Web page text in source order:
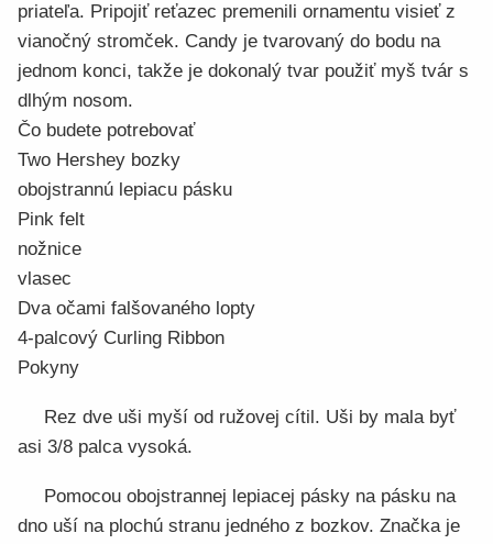
priateľa. Pripojiť reťazec premenili ornamentu visieť z
vianočný stromček. Candy je tvarovaný do bodu na
jednom konci, takže je dokonalý tvar použiť myš tvár s
dlhým nosom.
Čo budete potrebovať
Two Hershey bozky
obojstrannú lepiacu pásku
Pink felt
nožnice
vlasec
Dva očami falšovaného lopty
4-palcový Curling Ribbon
Pokyny
Rez dve uši myší od ružovej cítil. Uši by mala byť
asi 3/8 palca vysoká.
Pomocou obojstrannej lepiacej pásky na pásku na
dno uší na plochú stranu jedného z bozkov. Značka je